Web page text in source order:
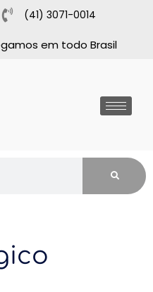
(41) 3071-0014
em todo Brasil